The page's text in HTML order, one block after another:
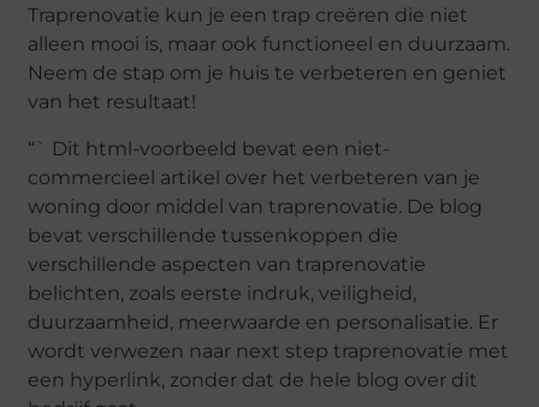
Traprenovatie kun je een trap creëren die niet
alleen mooi is, maar ook functioneel en duurzaam.
Neem de stap om je huis te verbeteren en geniet
van het resultaat!
“` Dit html-voorbeeld bevat een niet-
commercieel artikel over het verbeteren van je
woning door middel van traprenovatie. De blog
bevat verschillende tussenkoppen die
verschillende aspecten van traprenovatie
belichten, zoals eerste indruk, veiligheid,
duurzaamheid, meerwaarde en personalisatie. Er
wordt verwezen naar next step traprenovatie met
een hyperlink, zonder dat de hele blog over dit